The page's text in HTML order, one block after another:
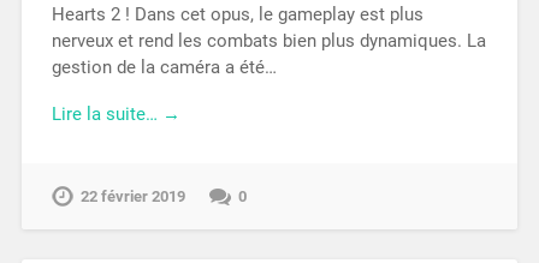
Hearts 2 ! Dans cet opus, le gameplay est plus
nerveux et rend les combats bien plus dynamiques. La
gestion de la caméra a été…
Lire la suite… →
22 février 2019 0